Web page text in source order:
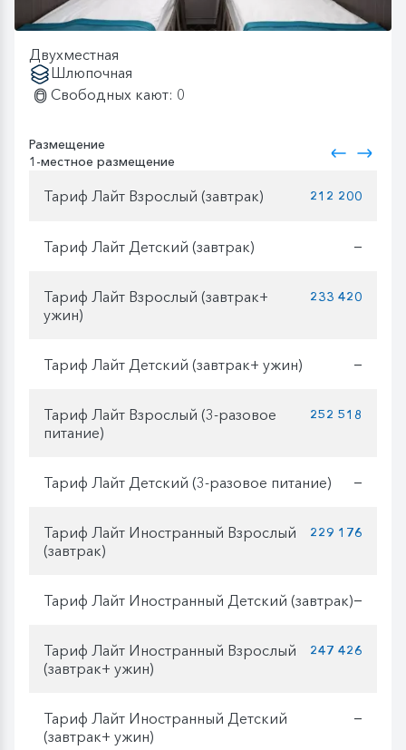
Двухместная
Шлюпочная
Свободных кают: 0
Размещение
1-местное размещение
Тариф Лайт Взрослый (завтрак) 212 200
Тариф Лайт Детский (завтрак) —
Тариф Лайт Взрослый (завтрак+
ужин)
233 420
Тариф Лайт Детский (завтрак+ ужин) —
Тариф Лайт Взрослый (3-разовое
питание)
252 518
Тариф Лайт Детский (3-разовое питание) —
Тариф Лайт Иностранный Взрослый
(завтрак)
229 176
Тариф Лайт Иностранный Детский (завтрак)—
Тариф Лайт Иностранный Взрослый
(завтрак+ ужин)
247 426
Тариф Лайт Иностранный Детский
(завтрак+ ужин)
—